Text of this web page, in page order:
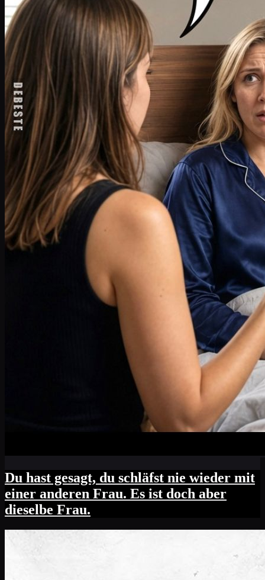
Du hast gesagt, du schläfst nie wieder mit
einer anderen Frau. Es ist doch aber
dieselbe Frau.